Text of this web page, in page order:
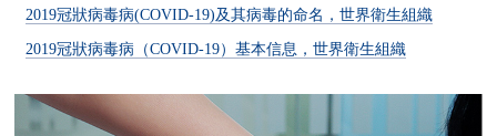
2019冠狀病毒病(COVID-19)及其病毒的命名，世界衛生組織
2019冠狀病毒病（COVID-19）基本信息，世界衛生組織